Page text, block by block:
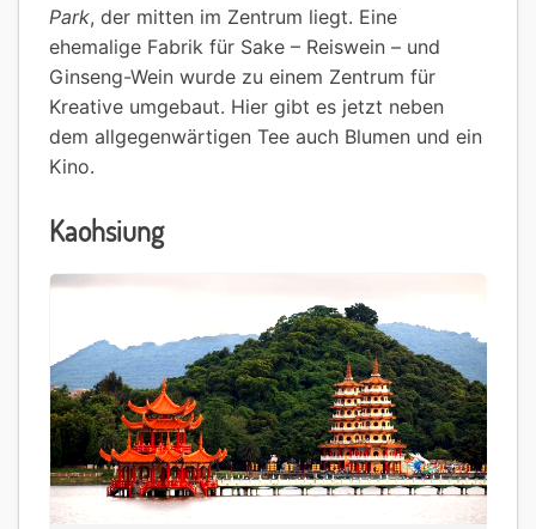
Park, der mitten im Zentrum liegt. Eine
ehemalige Fabrik für Sake – Reiswein – und
Ginseng-Wein wurde zu einem Zentrum für
Kreative umgebaut. Hier gibt es jetzt neben
dem allgegenwärtigen Tee auch Blumen und ein
Kino.
Kaohsiung